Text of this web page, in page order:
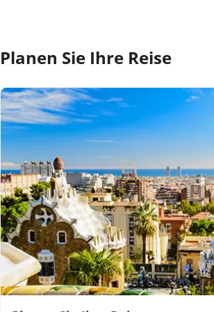
Planen Sie Ihre Reise